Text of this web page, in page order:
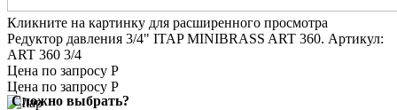
Кликните на картинку для расширенного просмотра
Редуктор давления 3/4" ITAP MINIBRASS ART 360. Артикул:
ART 360 3/4
Цена по запросу Р
Цена по запросу Р
Сложно выбрать?